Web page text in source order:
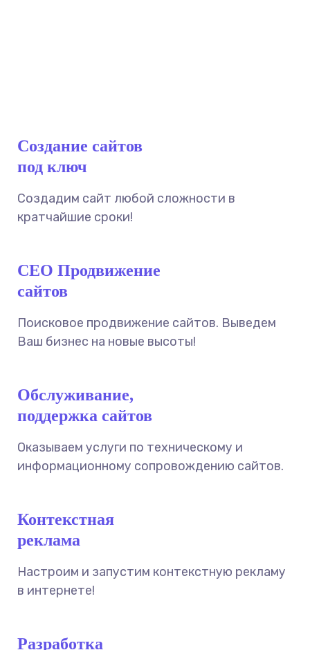
Создание сайтов
под ключ
Создадим сайт любой сложности в
кратчайшие сроки!
СЕО Продвижение
сайтов
Поисковое продвижение сайтов. Выведем
Ваш бизнес на новые высоты!
Обслуживание,
поддержка сайтов
Оказываем услуги по техническому и
информационному сопровождению сайтов.
Контекстная
реклама
Настроим и запустим контекстную рекламу
в интернете!
Разработка